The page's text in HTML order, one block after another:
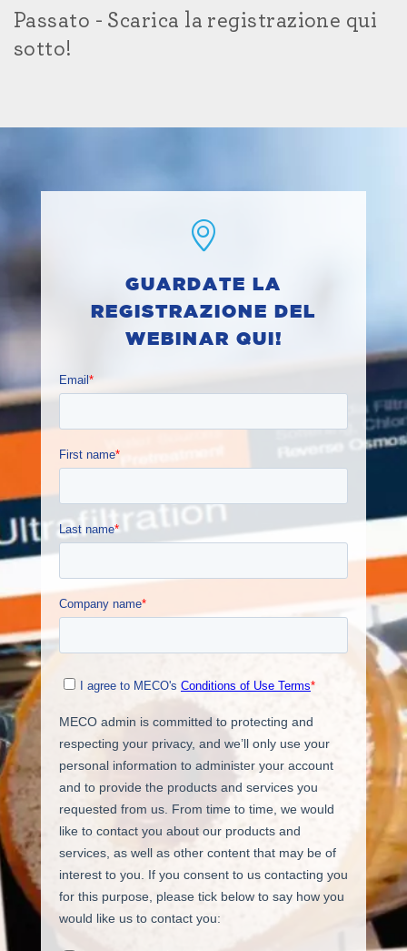
Passato - Scarica la registrazione qui
sotto!
GUARDATE LA
REGISTRAZIONE DEL
WEBINAR QUI!